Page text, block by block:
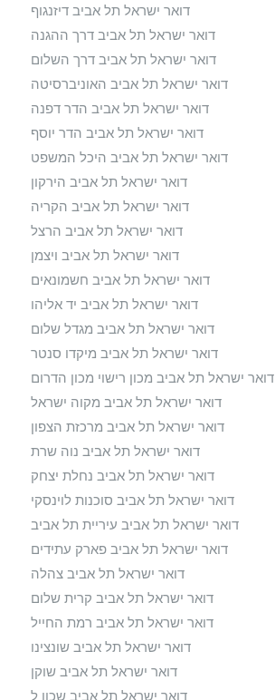
דואר ישראל תל אביב דיזנגוף
דואר ישראל תל אביב דרך ההגנה
דואר ישראל תל אביב דרך השלום
דואר ישראל תל אביב האוניברסיטה
דואר ישראל תל אביב הדר דפנה
דואר ישראל תל אביב הדר יוסף
דואר ישראל תל אביב היכל המשפט
דואר ישראל תל אביב הירקון
דואר ישראל תל אביב הקריה
דואר ישראל תל אביב הרצל
דואר ישראל תל אביב ויצמן
דואר ישראל תל אביב חשמונאים
דואר ישראל תל אביב יד אליהו
דואר ישראל תל אביב מגדל שלום
דואר ישראל תל אביב מיקדו סנטר
דואר ישראל תל אביב מכון רישוי מכון הדרום
דואר ישראל תל אביב מקוה ישראל
דואר ישראל תל אביב מרכזת הצפון
דואר ישראל תל אביב נוה שרת
דואר ישראל תל אביב נחלת יצחק
דואר ישראל תל אביב סוכנות לוינסקי
דואר ישראל תל אביב עיריית תל אביב
דואר ישראל תל אביב פארק עתידים
דואר ישראל תל אביב צהלה
דואר ישראל תל אביב קרית שלום
דואר ישראל תל אביב רמת החייל
דואר ישראל תל אביב שונצינו
דואר ישראל תל אביב שוקן
דואר ישראל תל אביב שכון ל